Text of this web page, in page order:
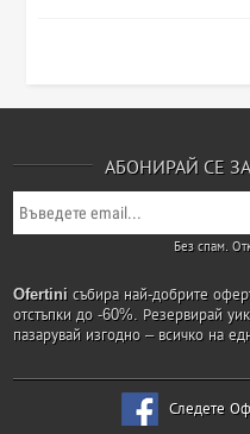
АБОНИРАЙ СЕ
Без спам.
Ofertini събира най-добрите
отстъпки до -60%. Резервирай
пазарувай изгодно – всичко на
Следете